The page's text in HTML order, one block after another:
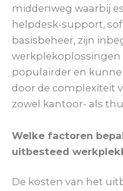
middenweg waarbij
helpdesk-support,
basisbeheer, zijn
werkplekoplossingen
populairder en
door de complexiteit
zowel kantoor- als
Welke factoren
uitbesteed
De kosten van het